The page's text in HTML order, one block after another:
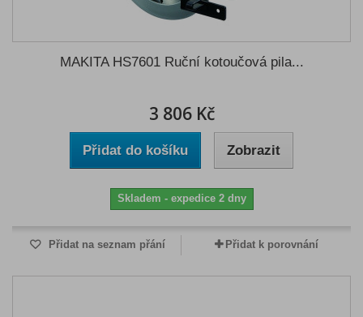
MAKITA HS7601 Ruční kotoučová pila...
3 806 Kč
Přidat do košíku Zobrazit
Skladem - expedice 2 dny
Přidat na seznam přání Přidat k porovnání